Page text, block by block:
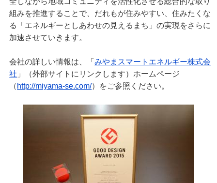
組みを推進することで、だれもが住みやすい、住みたくな
る「エネルギーとしあわせの見えるまち」の実現をさらに
加速させていきます。
会社の詳しい情報は、「みやまスマートエネルギー株式会
社 」（外部サイトにリンクします）ホームページ
（ http://miyama-se.com/）をご参照ください。